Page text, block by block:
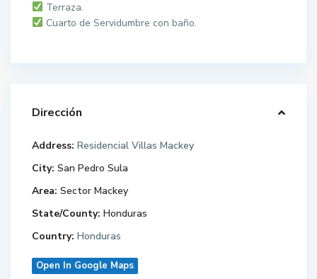
Terraza.
Cuarto de Servidumbre con baño.
Dirección
Address: Residencial Villas Mackey
City: San Pedro Sula
Area: Sector Mackey
State/County: Honduras
Country: Honduras
Open In Google Maps